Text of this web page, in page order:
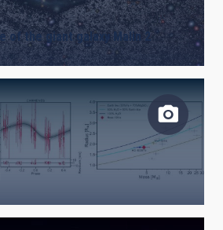
of the giant galaxy Malin 2